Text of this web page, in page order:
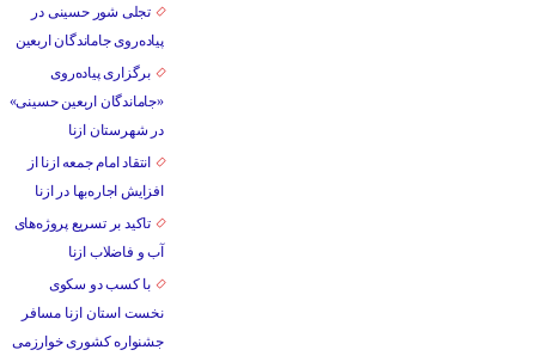
تجلی شور حسینی در
پیاده‌روی جاماندگان اربعین
برگزاری پیاده‌روی
«جاماندگان اربعین حسینی»
در شهرستان ازنا
انتقاد امام جمعه ازنا از
افزایش اجاره‌بها در ازنا
تاکید بر تسریع پروژه‌های
آب و فاضلاب ازنا
با کسب دو سکوی
نخست استان ازنا مسافر
جشنواره کشوری خوارزمی